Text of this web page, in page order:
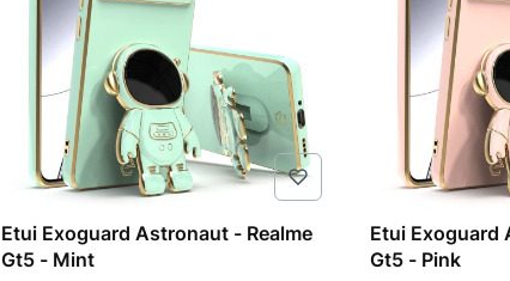
Etui Exoguard Astronaut - Realme
Gt5 - Mint
Etui Exoguard
Gt5 - Pink